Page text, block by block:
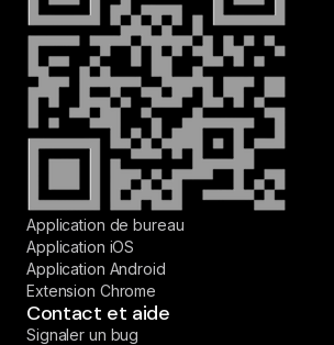
Application de bureau
Application iOS
Application Android
Extension Chrome
Contact et aide
Signaler un bug